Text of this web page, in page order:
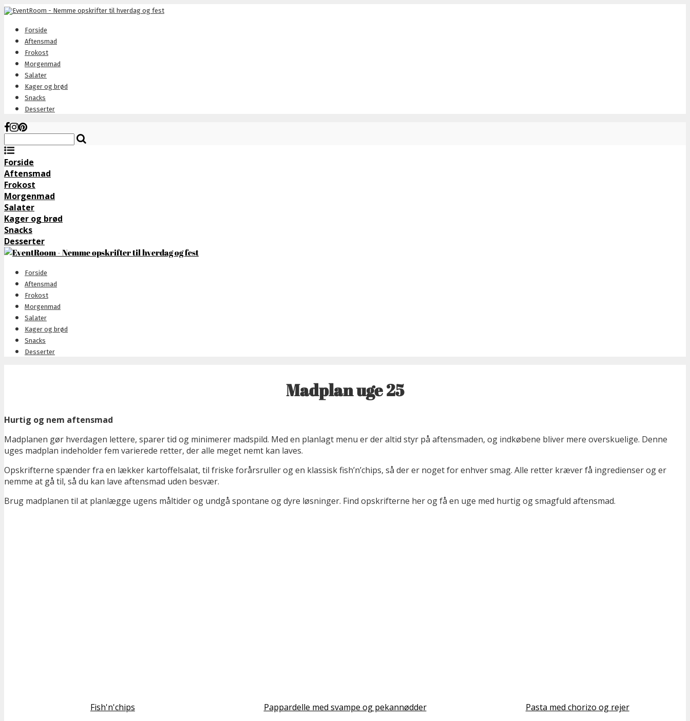
Forside
Aftensmad
Frokost
Morgenmad
Salater
Kager og brød
Snacks
Desserter
Forside
Aftensmad
Frokost
Morgenmad
Salater
Kager og brød
Snacks
Desserter
Forside
Aftensmad
Frokost
Morgenmad
Salater
Kager og brød
Snacks
Desserter
Madplan uge 25
Hurtig og nem aftensmad
Madplanen gør hverdagen lettere, sparer tid og minimerer madspild. Med en planlagt menu er der altid styr på aftensmaden, og indkøbene bliver mere overskuelige. Denne
uges madplan indeholder fem varierede retter, der alle meget nemt kan laves.
Opskrifterne spænder fra en lækker kartoffelsalat, til friske forårsruller og en klassisk fish’n’chips, så der er noget for enhver smag. Alle retter kræver få ingredienser og er
nemme at gå til, så du kan lave aftensmad uden besvær.
Brug madplanen til at planlægge ugens måltider og undgå spontane og dyre løsninger. Find opskrifterne her og få en uge med hurtig og smagfuld aftensmad.
Fish'n'chips Pappardelle med svampe og pekannødder Pasta med chorizo og rejer